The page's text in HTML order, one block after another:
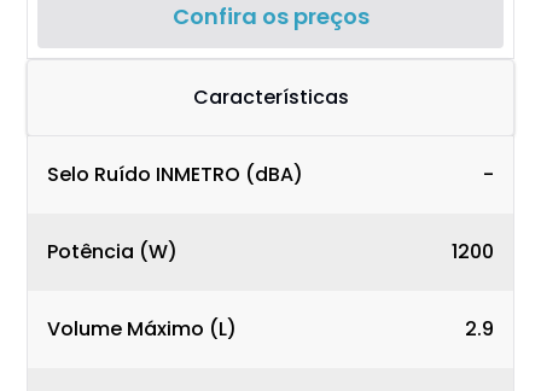
Confira os preços
Características
Selo Ruído INMETRO (dBA) -
Potência (W) 1200
Volume Máximo (L) 2.9